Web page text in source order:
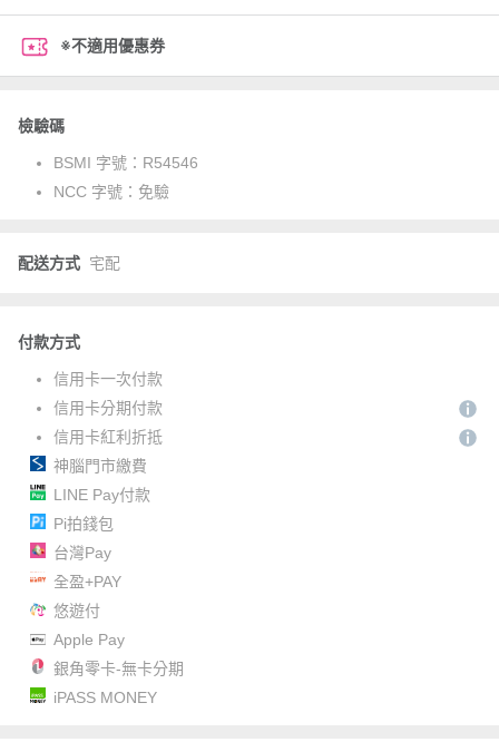
※不適用優惠券
檢驗碼
BSMI 字號： R54546
NCC 字號： 免驗
配送方式 宅配
付款方式
信用卡一次付款
信用卡分期付款
信用卡紅利折抵
神腦門市繳費
LINE Pay付款
Pi拍錢包
台灣Pay
全盈+PAY
悠遊付
Apple Pay
銀角零卡-無卡分期
iPASS MONEY